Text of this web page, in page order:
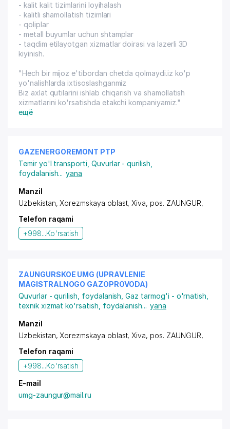
- kalit kalit tizimlarini loyihalash
- kalitli shamollatish tizimlari
- qoliplar
- metall buyumlar uchun shtamplar
- taqdim etilayotgan xizmatlar doirasi va lazerli 3D
kiyinish.
"Hech bir mijoz e'tibordan chetda qolmaydi.iz ko'p
yo'nalishlarda ixtisoslashganmiz
Biz axlat qutilarini ishlab chiqarish va shamollatish
xizmatlarini ko'rsatishda etakchi kompaniyamiz."
ещё
GAZENERGOREMONT PTP
Temir yo'l transporti Quvurlar - qurilish,
foydalanish... yana
Manzil
Uzbekistan, Xorezmskaya oblast, Xiva, pos. ZAUNGUR,
Telefon raqami
+998...Ko'rsatish
ZAUNGURSKOE UMG (UPRAVLENIE
MAGISTRALNOGO GAZOPROVODA)
Quvurlar - qurilish, foydalanish ,Gaz tarmog'i - o'rnatish,
texnik xizmat ko'rsatish, foydalanish... yana
Manzil
Uzbekistan, Xorezmskaya oblast, Xiva, pos. ZAUNGUR,
Telefon raqami
+998...Ko'rsatish
E-mail
umg-zaungur@mail.ru